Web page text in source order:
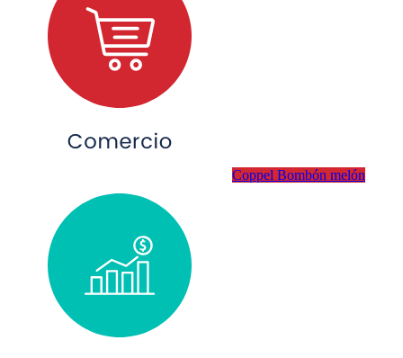
Coppel Bombón melón